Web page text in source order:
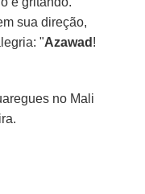
sua direção,
"Azawad !
no Mali